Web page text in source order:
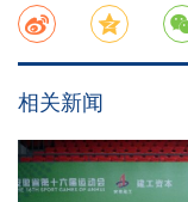
相关新闻